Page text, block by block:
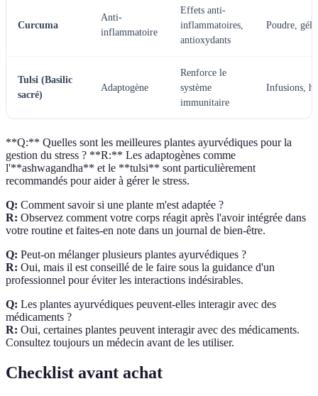
Curcuma
Anti-
inflammatoire
Effets anti-
inflammatoires,
antioxydants
Poudre,
Tulsi (Basilic
sacré)
Adaptogène
Renforce le
système
immunitaire
Infusions,
**Q:** Quelles sont les meilleures plantes ayurvédiques pour la
gestion du stress ? **R:** Les adaptogènes comme
l'**ashwagandha** et le **tulsi** sont particulièrement
recommandés pour aider à gérer le stress.
Q: Comment savoir si une plante m'est adaptée ?
R: Observez comment votre corps réagit après l'avoir intégrée dans
votre routine et faites-en note dans un journal de bien-être.
Q: Peut-on mélanger plusieurs plantes ayurvédiques ?
R: Oui, mais il est conseillé de le faire sous la guidance d'un
professionnel pour éviter les interactions indésirables.
Q: Les plantes ayurvédiques peuvent-elles interagir avec des
médicaments ?
R: Oui, certaines plantes peuvent interagir avec des médicaments.
Consultez toujours un médecin avant de les utiliser.
Checklist avant achat